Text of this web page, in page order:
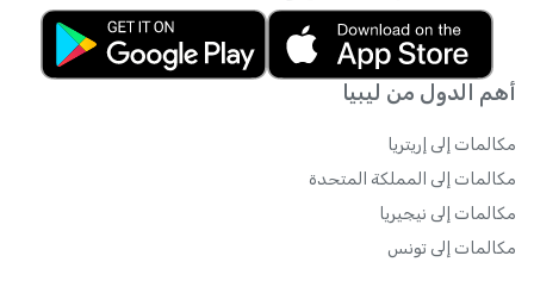
أهم الدول من ليبيا
مكالمات إلى إريتريا
مكالمات إلى المملكة المتحدة
مكالمات إلى نيجيريا
مكالمات إلى تونس